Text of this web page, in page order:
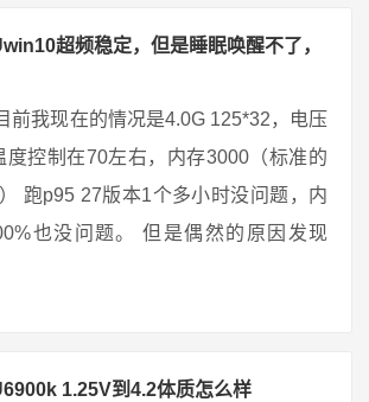
超频稳定，但是睡眠唤醒不了，
前我现在的情况是4.0G 125*32，电压
度控制在70左右，内存3000（标准的
跑p95 27版本1个多小时没问题，内
也没问题。 但是偶然的原因发现
1.25V到4.2体质怎么样